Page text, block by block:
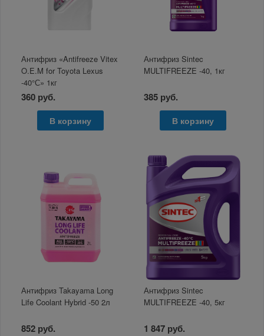
Антифриз «Antifreeze Vitex
O.E.M for Toyota Lexus
-40°С» 1кг
360 руб.
В корзину
Антифриз Sintec
MULTIFREEZE -40, 1кг
385 руб.
В корзину
Антифриз Takayama Long
Life Coolant Hybrid -50 2л
852 руб.
Антифриз Sintec
MULTIFREEZE -40, 5кг
1 847 руб.